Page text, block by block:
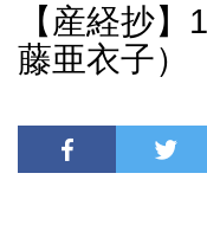
【産経抄
藤亜衣子）